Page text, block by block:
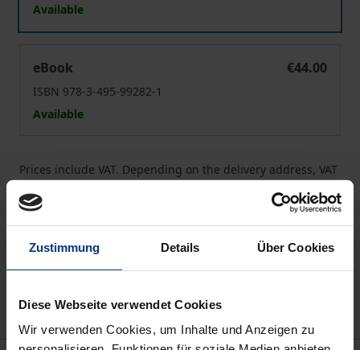
Zustimmung Details Über Cookies
Diese Webseite verwendet Cookies
Wir verwenden Cookies, um Inhalte und Anzeigen zu
Available
eBook
€44.00
ISBN 978-3-495-99282-1
Available
Prices include VAT. Depending on the delivery address, VAT
may vary at checkout.
Add to Cart
Add to Wish List